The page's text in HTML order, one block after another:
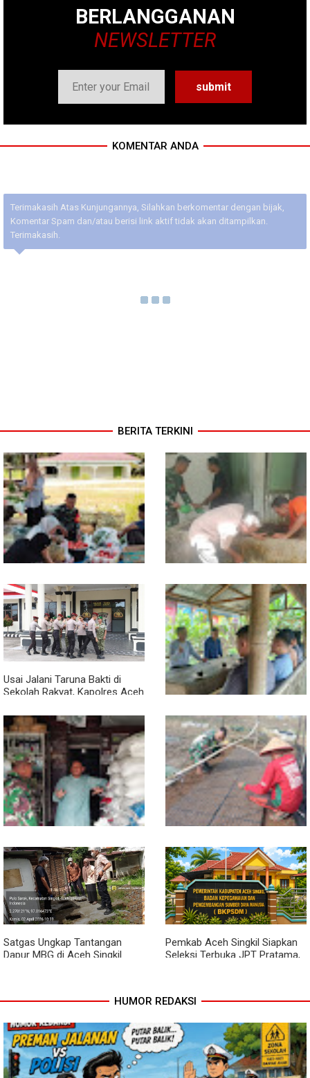
BERLANGGANAN
NEWSLETTER
KOMENTAR ANDA
Terimakasih Atas Kunjungannya, Silahkan berkomentar dengan bijak,
Komentar Spam dan/atau berisi link aktif tidak akan ditampilkan.
Terimakasih.
BERITA TERKINI
Babinsa Turun ke Pasar, Harga
dan Ketersediaan Sembako
Dipantau
Semangat Gotong Royong,
Babinsa dan Warga Bersihkan
Penampungan Air Masjid
Usai Jalani Taruna Bakti di
Sekolah Rakyat, Kapolres Aceh
Perwira Polri
Sambil Ngopi, Plh. Pasiter
Kodim 0118/Subulussalam
Beri Motivasi Pemuda Calon
Peserta Seleksi Komcad
Lewat Komsos, Babinsa
Rundeng Pantau Stok dan
Harga Pupuk
Dari Bibit Jadi Harapan,
Babinsa Dampingi Warga
Kembangkan Semangka
Satgas Ungkap Tantangan
Dapur MBG di Aceh Singkil
Pemkab Aceh Singkil Siapkan
Seleksi Terbuka JPT Pratama,
HUMOR REDAKSI